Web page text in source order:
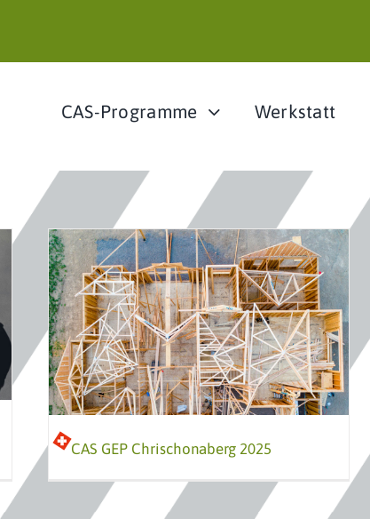
CAS-Programme Werkstatt
CAS GEP Chrischonaberg 2025
CAS GenerationPLUS
CAS GenerationPLUS nächste Kurse